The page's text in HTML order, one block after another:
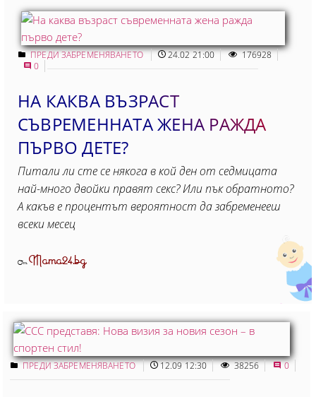
ПРЕДИ ЗАБРЕМЕНЯВАНЕТО 24.02 21:00
176928
0
НА КАКВА ВЪЗРАСТ
СЪВРЕМЕННАТА ЖЕНА РАЖДА
ПЪРВО ДЕТЕ?
Питали ли сте се някога в кой ден от седмицата
най-много двойки правят секс? Или пък обратното?
А какъв е процентът вероятност да забременееш
всеки месец
ОтMama24.bg
ПРЕДИ ЗАБРЕМЕНЯВАНЕТО 12.09 12:30 38256 0